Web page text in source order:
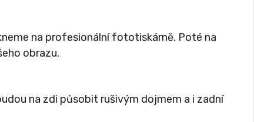
na profesionální fototiskárně. Poté na
obrazu.
na zdi působit rušivým dojmem a i zadní